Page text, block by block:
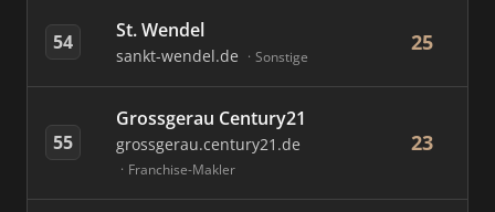
54 St. Wendel
sankt-wendel.de Sonstige
25
55
Grossgerau Century21
grossgerau.century21.de
Franchise-Makler
23